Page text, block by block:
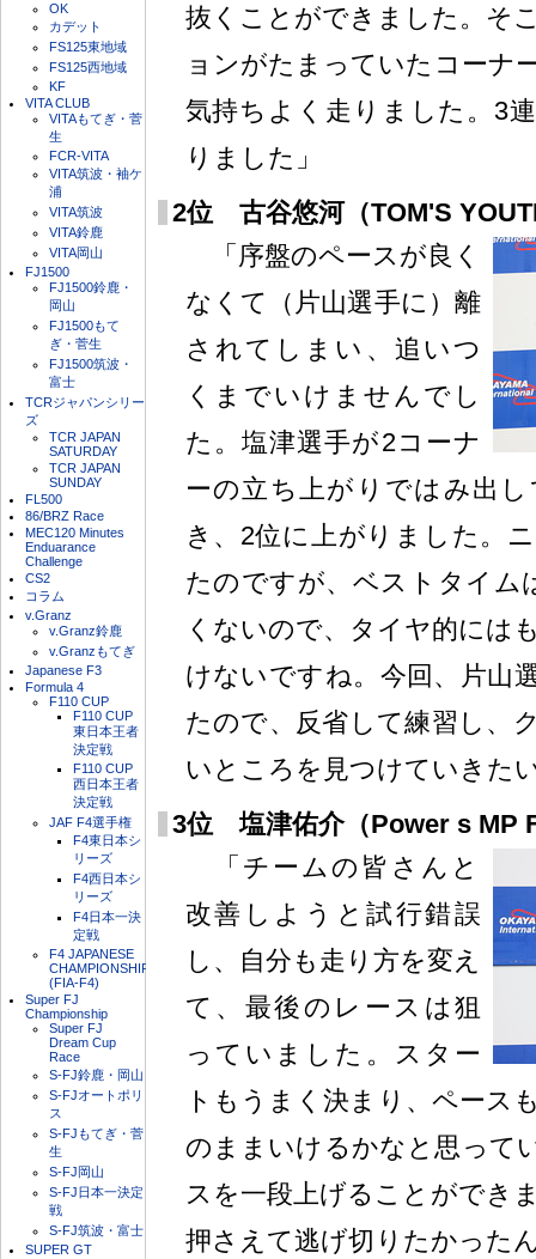
OK
カデット
FS125東地域
FS125西地域
KF
VITA CLUB
VITAもてぎ・菅
生
FCR-VITA
VITA筑波・袖ケ
浦
VITA筑波
VITA鈴鹿
VITA岡山
FJ1500
FJ1500鈴鹿・
岡山
FJ1500もて
ぎ・菅生
FJ1500筑波・
富士
TCRジャパンシリー
ズ
TCR JAPAN
SATURDAY
TCR JAPAN
SUNDAY
FL500
86/BRZ Race
MEC120 Minutes
Enduarance
Challenge
CS2
コラム
v.Granz
v.Granz鈴鹿
v.Granzもてぎ
Japanese F3
Formula 4
F110 CUP
F110 CUP
東日本王者
決定戦
F110 CUP
西日本王者
決定戦
JAF F4選手権
F4東日本シ
リーズ
F4西日本シ
リーズ
F4日本一決
定戦
F4 JAPANESE
CHAMPIONSHIP
(FIA-F4)
Super FJ
Championship
Super FJ
Dream Cup
Race
S-FJ鈴鹿・岡山
S-FJオートポリ
ス
S-FJもてぎ・菅
生
S-FJ岡山
S-FJ日本一決定
戦
S-FJ筑波・富士
SUPER GT
抜くことができました。そ
ョンがたまっていたコーナ
気持ちよく走りました。3
りました」
2位 古谷悠河（TOM'S
「序盤のペースが良く
なくて（片山選手に）離
されてしまい、追いつ
くまでいけませんでし
た。塩津選手が2コーナ
ーの立ち上がりではみ出
き、2位に上がりました。
たのですが、ベストタイム
くないので、タイヤ的には
けないですね。今回、片山
たので、反省して練習し、
いところを見つけていきた
3位 塩津佑介（Power s MP
「チームの皆さんと
改善しようと試行錯誤
し、自分も走り方を変え
て、最後のレースは狙
っていました。スター
トもうまく決まり、ペース
のままいけるかなと思って
スを一段上げることができ
押さえて逃げ切りたかった